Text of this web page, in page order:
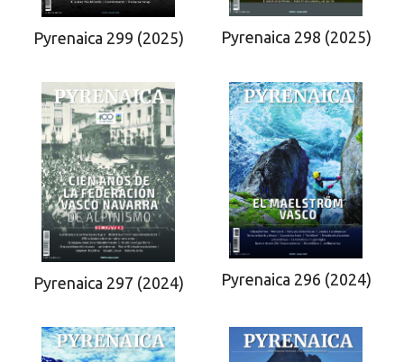
Pyrenaica 299 (2025) Pyrenaica 298 (2025)
Pyrenaica 297 (2024) Pyrenaica 296 (2024)